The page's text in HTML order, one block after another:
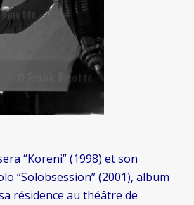
“Koreni” (1998) et son
“Solobsession” (2001), album
résidence au théâtre de